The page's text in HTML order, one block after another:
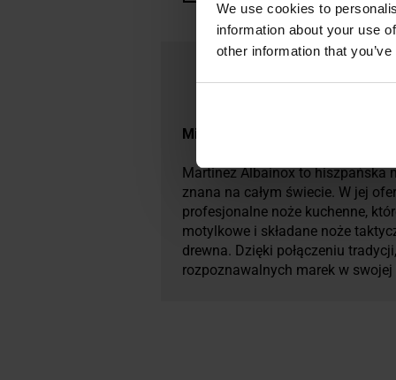
We use cookies to
information about your use
other information that
Militaria.pl jest dealerem
Martinez Albainox to hiszpańska
znana na całym świecie. W jej
profesjonalne noże kuchenne,
motylkowe i składane noże
drewna. Dzięki połączeniu
rozpoznawalnych marek w swojej